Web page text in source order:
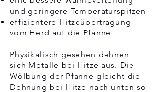
und geringere Temperaturspitzen
effizientere Hitzeübertragung
vom Herd auf die Pfanne
Physikalisch gesehen dehnen
sich Metalle bei Hitze aus. Die
Wölbung der Pfanne gleicht die
Dehnung bei Hitze nach unten so